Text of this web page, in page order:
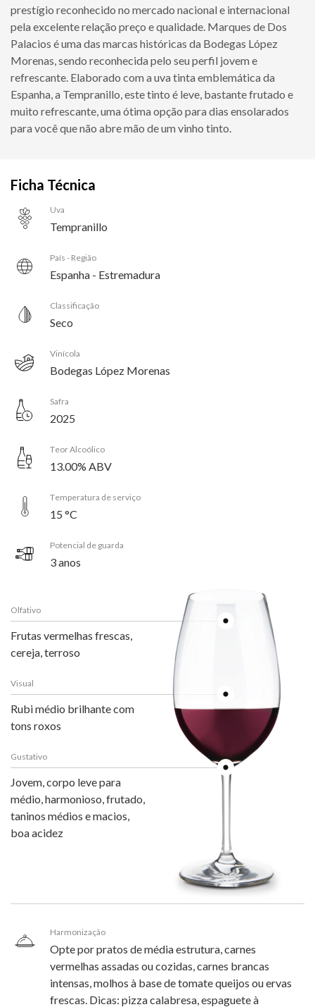
prestígio reconhecido no mercado nacional e internacional
pela excelente relação preço e qualidade. Marques de Dos
Palacios é uma das marcas históricas da Bodegas López
Morenas, sendo reconhecida pelo seu perfil jovem e
refrescante. Elaborado com a uva tinta emblemática da
Espanha, a Tempranillo, este tinto é leve, bastante frutado e
muito refrescante, uma ótima opção para dias ensolarados
para você que não abre mão de um vinho tinto.
Ficha Técnica
Uva
Tempranillo
País - Região
Espanha - Estremadura
Classificação
Seco
Vinícola
Bodegas López Morenas
Safra
2025
Teor Alcoólico
13.00% ABV
Temperatura de serviço
15 °C
Potencial de guarda
3 anos
Olfativo
Frutas vermelhas frescas,
cereja, terroso
Visual
Rubi médio brilhante com
tons roxos
Gustativo
Jovem, corpo leve para
médio, harmonioso, frutado,
taninos médios e macios,
boa acidez
Harmonização
Opte por pratos de média estrutura, carnes
vermelhas assadas ou cozidas, carnes brancas
intensas, molhos à base de tomate queijos ou ervas
frescas. Dicas: pizza calabresa, espaguete à